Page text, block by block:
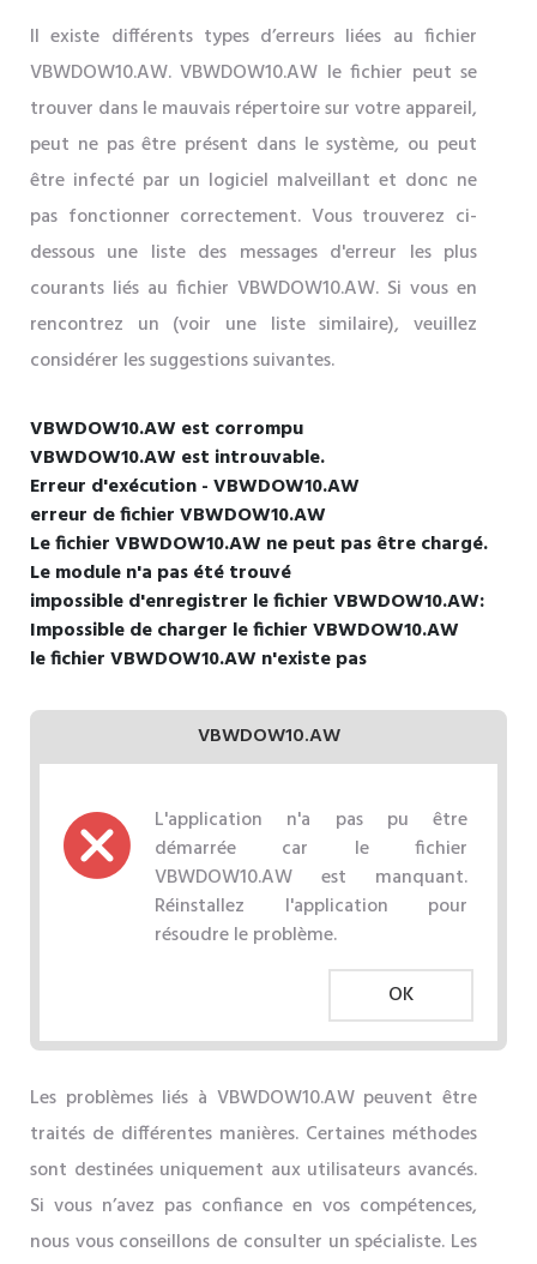
Il existe différents types d’erreurs liées au fichier
VBWDOW10.AW. VBWDOW10.AW le fichier peut se
trouver dans le mauvais répertoire sur votre appareil,
peut ne pas être présent dans le système, ou peut
être infecté par un logiciel malveillant et donc ne
pas fonctionner correctement. Vous trouverez ci-
dessous une liste des messages d'erreur les plus
courants liés au fichier VBWDOW10.AW. Si vous en
rencontrez un (voir une liste similaire), veuillez
considérer les suggestions suivantes.
VBWDOW10.AW est corrompu
VBWDOW10.AW est introuvable.
Erreur d'exécution - VBWDOW10.AW
erreur de fichier VBWDOW10.AW
Le fichier VBWDOW10.AW ne peut pas être chargé.
Le module n'a pas été trouvé
impossible d'enregistrer le fichier VBWDOW10.AW:
Impossible de charger le fichier VBWDOW10.AW
le fichier VBWDOW10.AW n'existe pas
VBWDOW10.AW
L'application n'a pas pu être
démarrée car le fichier
VBWDOW10.AW est manquant.
Réinstallez l'application pour
résoudre le problème.
OK
Les problèmes liés à VBWDOW10.AW peuvent être
traités de différentes manières. Certaines méthodes
sont destinées uniquement aux utilisateurs avancés.
Si vous n’avez pas confiance en vos compétences,
nous vous conseillons de consulter un spécialiste. Les